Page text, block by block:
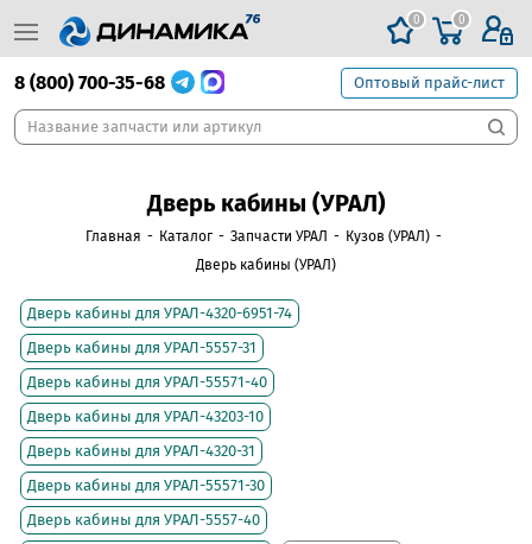
0 0
8 (800) 700-35-68 Оптовый прайс-лист
Дверь кабины (УРАЛ)
Главная - Каталог - Запчасти УРАЛ - Кузов (УРАЛ) -
Дверь кабины (УРАЛ)
Дверь кабины для УРАЛ-4320-6951-74
Дверь кабины для УРАЛ-5557-31
Дверь кабины для УРАЛ-55571-40
Дверь кабины для УРАЛ-43203-10
Дверь кабины для УРАЛ-4320-31
Дверь кабины для УРАЛ-55571-30
Дверь кабины для УРАЛ-5557-40